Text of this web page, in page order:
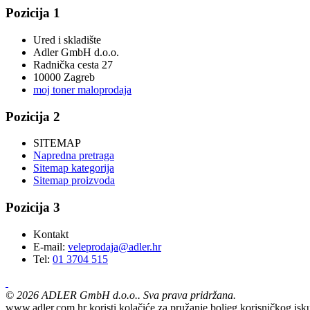
Pozicija 1
Ured i skladište
Adler GmbH d.o.o.
Radnička cesta 27
10000 Zagreb
moj toner maloprodaja
Pozicija 2
SITEMAP
Napredna pretraga
Sitemap kategorija
Sitemap proizvoda
Pozicija 3
Kontakt
E-mail: veleprodaja@adler.hr
Tel: 01 3704 515
© 2026 ADLER GmbH d.o.o.. Sva prava pridržana.
www.adler.com.hr koristi kolačiće za pružanje boljeg korisničkog